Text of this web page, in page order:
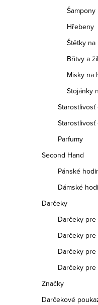
Hřebeny
Štětky
Břitvy a
Misky na
Stojánky
Starostlivosť
Starostlivosť
Parfumy
Second Hand
Pánské
Dámské
Darčeky
Darčeky
Darčeky
Darčeky
Darčeky
Značky
Darčekové